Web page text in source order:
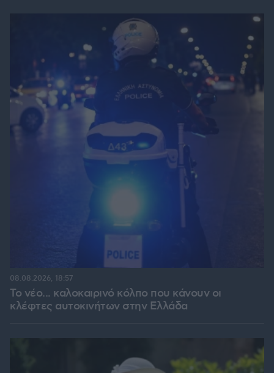
Το νέο... καλοκαιρινό κόλπο που κάνουν οι
κλέφτες αυτοκινήτων στην Ελλάδα
08.08.2026, 18:57